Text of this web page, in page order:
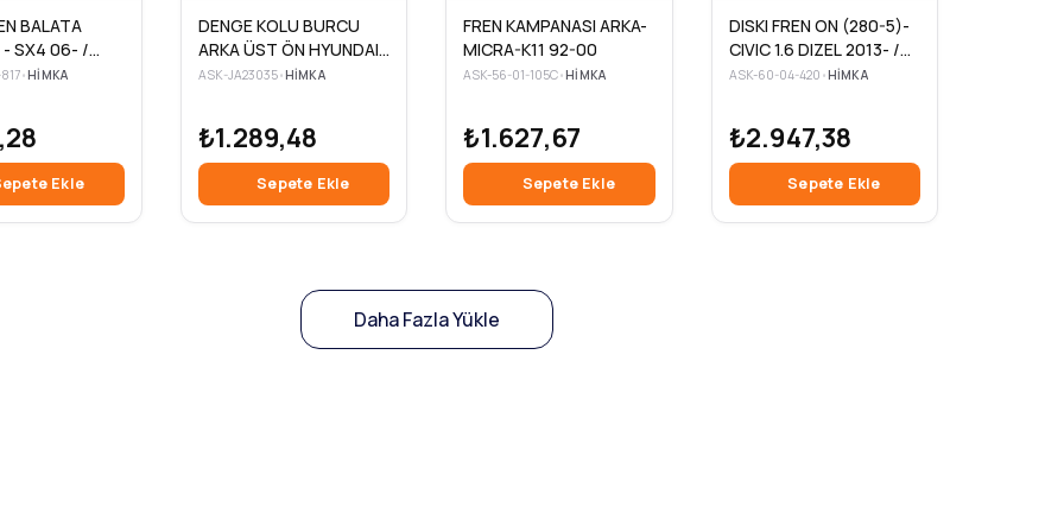
BALATA
- SX4 06- /
•HIMKA
Ekle
DENGE KOLU BURCU
ARKA ÜST ÖN HYUNDAI
I30 GD 2011-2017 KIA
ASK-JA23035•HIMKA
₺1.289,48
Sepete Ekle
FREN KAMPANASI ARKA-
MICRA-K11 92-00
ASK-56-01-105C•HIMKA
₺1.627,67
Sepete Ekle
DISKI FREN ON (280-5)-
CIVIC 1.6 DIZEL 2013- /
ACC ACCORD 2.2 DIZEL
ASK-60-04-420 •HIMKA
₺2.947,38
Sepete Ekle
Daha Fazla Yükle